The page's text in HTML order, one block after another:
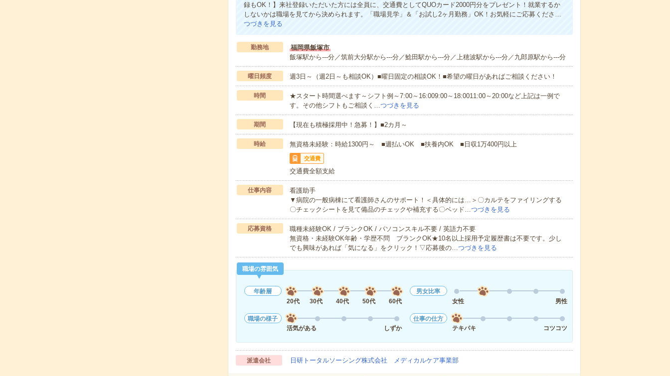
録もOK！】来社登録いただいた方には全員に、交通費としてQUOカード2000円分をプレゼント！就業するか
しないかは職場を見てから決められます。「職場見学」＆「お試し2ヶ月勤務」OK！お気軽にご応募くださ…
つづきを見る
勤務地
福岡県飯塚市
飯塚駅から---分／筑前大分駅から---分／鯰田駅から---分／上穂波駅から---分／九郎原駅から---分
曜日頻度 週3日～（週2日～も相談OK）■曜日固定の相談OK！■希望の曜日があればご相談ください！
時間
★スタート時間選べます～シフト例～7:00～16:009:00～18:0011:00～20:00など上記は一例で
す。その他シフトもご相談く…つづきを見る
期間 【現在も積極採用中！急募！】■2カ月～
時給 無資格未経験：時給1300円～ ■週払いOK ■扶養内OK ■日収1万400円以上
交通費
交通費全額支給
仕事内容
看護助手
▼病院の一般病棟にて看護師さんのサポート！＜具体的には…＞〇カルテをファイリングする
〇チェックシートを見て備品のチェックや補充する〇ベッド…つづきを見る
応募資格
職種未経験OK / ブランクOK / パソコンスキル不要 / 英語力不要
無資格・未経験OK年齢・学歴不問 ブランクOK★10名以上採用予定履歴書は不要です。少し
でも興味があれば「気になる」をクリック！▽応募後の…つづきを見る
職場の雰囲気
年齢層
20代
30代 40代 50代 60代
男女比率
女性
男性
職場の様子
活気がある
しずか
仕事の仕方
テキパキ
コツコツ
派遣会社 日研トータルソーシング株式会社 メディカルケア事業部